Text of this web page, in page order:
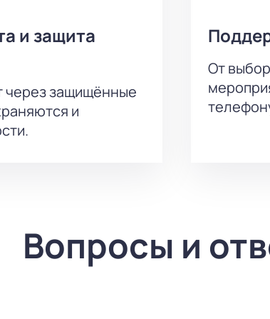
и защита
через защищённые
и
От
Вопросы и